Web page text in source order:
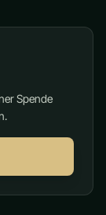
Spende